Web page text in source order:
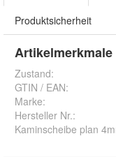
Produktsicherheit
Artikelmerkmale
Zustand:
GTIN / EAN:
Marke:
Hersteller Nr.:
Kaminscheibe plan